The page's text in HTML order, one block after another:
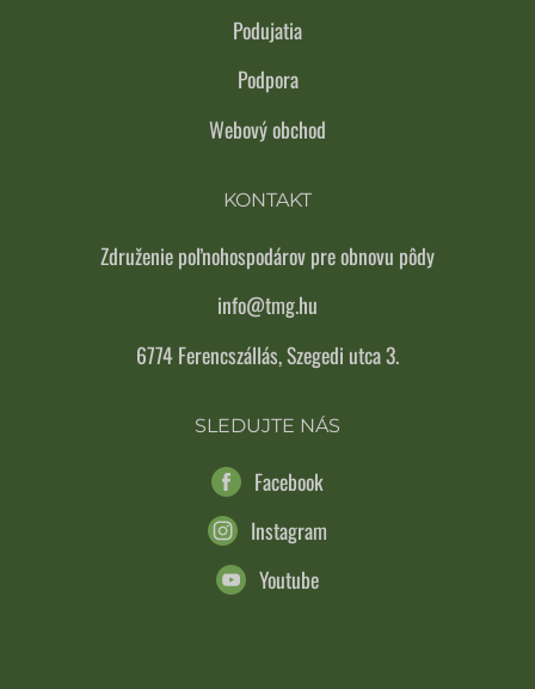
Podujatia
Podpora
Webový obchod
KONTAKT
Združenie poľnohospodárov pre obnovu pôdy
info@tmg.hu
6774 Ferencszállás, Szegedi utca 3.
SLEDUJTE NÁS
Facebook
Instagram
Youtube